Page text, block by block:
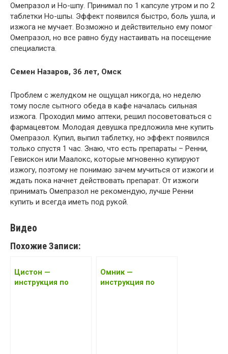
Омепразол и Но-шпу. Принимал по 1 капсуле утром и по 2
таблетки Но-шпы. Эффект появился быстро, боль ушла, и
изжога не мучает. Возможно и действительно ему помог
Омепразол, но все равно буду настаивать на посещение
специалиста.
Семен Назаров, 36 лет, Омск
Проблем с желудком не ощущал никогда, но неделю
тому после сытного обеда в кафе началась сильная
изжога. Проходил мимо аптеки, решил посоветоваться с
фармацевтом. Молодая девушка предложила мне купить
Омепразол. Купил, выпил таблетку, но эффект появился
только спустя 1 час. Знаю, что есть препараты – Ренни,
Гевискон или Маалокс, которые мгновенно купируют
изжогу, поэтому не понимаю зачем мучиться от изжоги и
ждать пока начнет действовать препарат. От изжоги
принимать Омепразол не рекомендую, лучше Ренни
купить и всегда иметь под рукой.
Видео
Похожие Записи:
Цистон —
инструкция по
Омник —
инструкция по